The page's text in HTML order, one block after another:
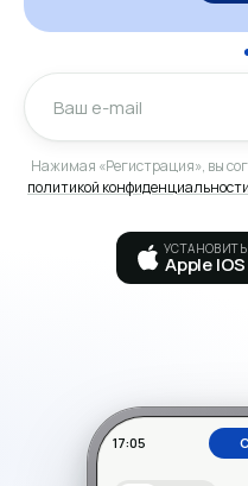
Нажимая «Регистрация», вы
политикой конфиденциальности
УСТАНОВИТЬ
Apple IOS
17:05